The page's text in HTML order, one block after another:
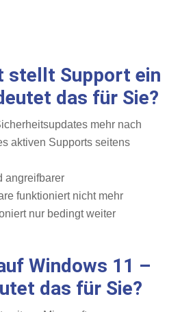
stellt Support ein
das für Sie?
mehr nach
aktiven Supports seitens
angreifbarer
funktioniert nicht mehr
nur bedingt weiter
Windows 11 –
das für Sie?